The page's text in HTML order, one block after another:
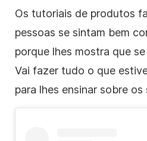
Os tutoriais de produtos
pessoas se sintam bem
porque lhes mostra que
Vai fazer tudo o que
para lhes ensinar sobre